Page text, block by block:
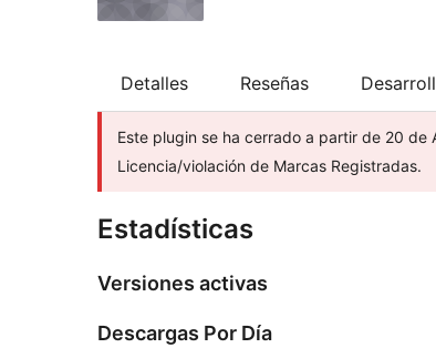
Detalles Reseñas
Este plugin se ha cerrado a partir de 20
Licencia/violación de Marcas Registradas.
Estadísticas
Versiones activas
Descargas Por Día